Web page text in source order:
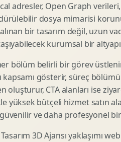
Lead Generation Landing Page
Reklam Landing Page
Webinar Landing Page
App Landing Page
Form Optimizasyonu
Sales Page Tasarimi
adresler, Open Graph
dosya mimarisi
bir tasarım değil, uzun
kurumsal bir
bölüm belirli bir görev
kapsamı gösterir, süreç
oluşturur, CTA alanları ise
yüksek bütçeli hizmet satın
ve daha profesyonel
3D Ajansı yaklaşımı